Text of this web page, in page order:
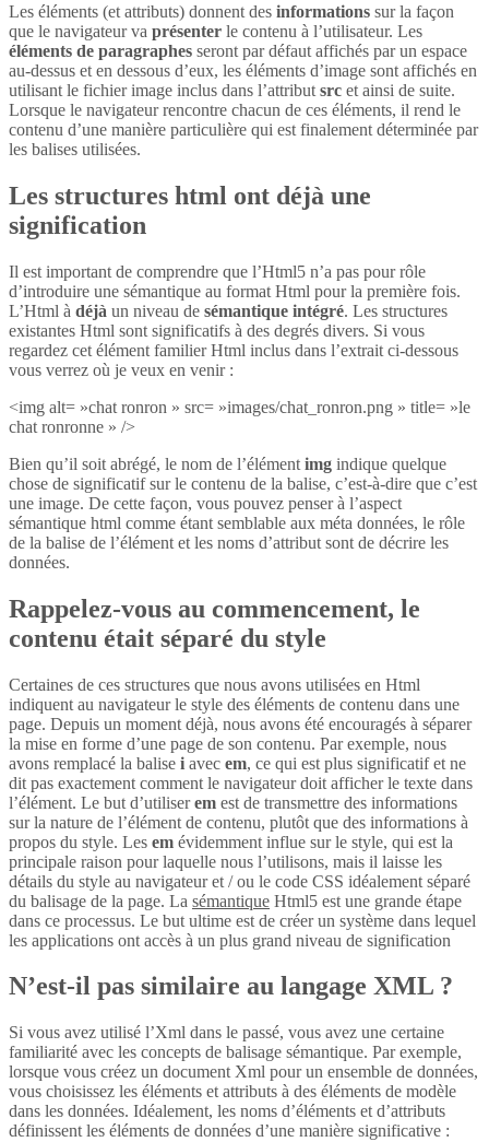
Les éléments (et attributs) donnent des informations sur la façon
que le navigateur va présenter le contenu à l’utilisateur. Les
éléments de paragraphes seront par défaut affichés par un espace
au-dessus et en dessous d’eux, les éléments d’image sont affichés en
utilisant le fichier image inclus dans l’attribut src et ainsi de suite.
Lorsque le navigateur rencontre chacun de ces éléments, il rend le
contenu d’une manière particulière qui est finalement déterminée par
les balises utilisées.
Les structures html ont déjà une
signification
Il est important de comprendre que l’Html5 n’a pas pour rôle
d’introduire une sémantique au format Html pour la première fois.
L’Html à déjà un niveau de sémantique intégré. Les structures
existantes Html sont significatifs à des degrés divers. Si vous
regardez cet élément familier Html inclus dans l’extrait ci-dessous
vous verrez où je veux en venir :
<img alt= »chat ronron » src= »images/chat_ronron.png » title= »le
chat ronronne » />
Bien qu’il soit abrégé, le nom de l’élément img indique quelque
chose de significatif sur le contenu de la balise, c’est-à-dire que c’est
une image. De cette façon, vous pouvez penser à l’aspect
sémantique html comme étant semblable aux méta données, le rôle
de la balise de l’élément et les noms d’attribut sont de décrire les
données.
Rappelez-vous au commencement, le
contenu était séparé du style
Certaines de ces structures que nous avons utilisées en Html
indiquent au navigateur le style des éléments de contenu dans une
page. Depuis un moment déjà, nous avons été encouragés à séparer
la mise en forme d’une page de son contenu. Par exemple, nous
avons remplacé la balise i avec em, ce qui est plus significatif et ne
dit pas exactement comment le navigateur doit afficher le texte dans
l’élément. Le but d’utiliserem est de transmettre des informations
sur la nature de l’élément de contenu, plutôt que des informations à
propos du style. Les em évidemment influe sur le style, qui est la
principale raison pour laquelle nous l’utilisons, mais il laisse les
détails du style au navigateur et / ou le code CSS idéalement séparé
du balisage de la page. La sémantique Html5 est une grande étape
dans ce processus. Le but ultime est de créer un système dans lequel
les applications ont accès à un plus grand niveau de signification
N’est-il pas similaire au langage XML ?
Si vous avez utilisé l’Xml dans le passé, vous avez une certaine
familiarité avec les concepts de balisage sémantique. Par exemple,
lorsque vous créez un document Xml pour un ensemble de données,
vous choisissez les éléments et attributs à des éléments de modèle
dans les données. Idéalement, les noms d’éléments et d’attributs
définissent les éléments de données d’une manière significative :